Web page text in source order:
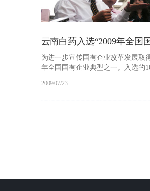
云南白药入选“2009年全国
为进一步宣传国有企业改革发展取
年全国国有企业典型之一。入选的
2009/07/23